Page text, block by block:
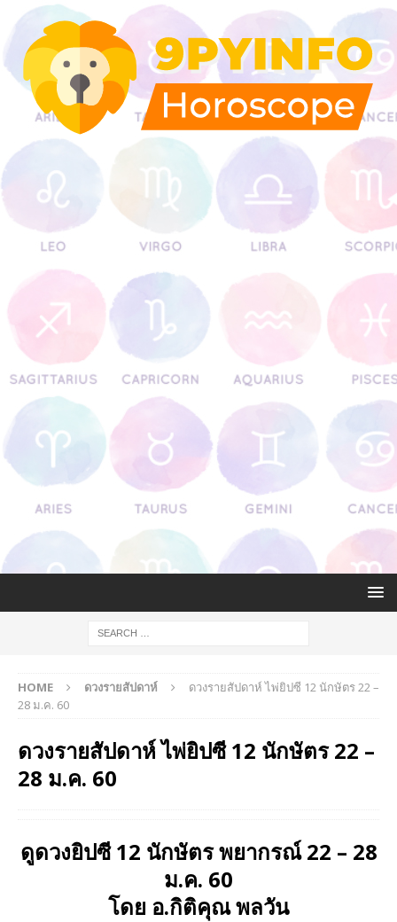
HOME ดวงรายสัปดาห์
ดวงรายสัปดาห์ ไพ่ยิปซี 12 นักษัตร 22 –
28 ม.ค. 60
ดวงรายสัปดาห์ ไพ่ยิปซี 12 นักษัตร 22 –
28 ม.ค. 60
ดูดวงยิปซี 12 นักษัตร พยากรณ์ 22 – 28
ม.ค. 60
โดย อ.กิติคุณ พลวัน